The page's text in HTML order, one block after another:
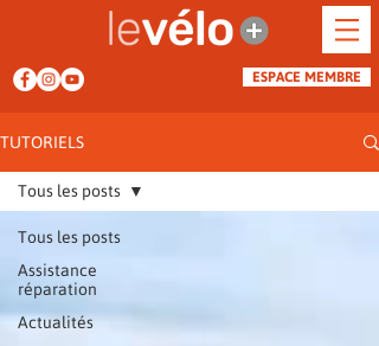
ESPACE MEMBRE
TUTORIELS
Tous les posts
Assistance
réparation
Actualités
Tous les posts